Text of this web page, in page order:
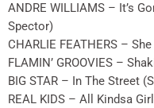
ANDRE WILLIAMS – It’s
Spector)
CHARLIE FEATHERS –
FLAMIN’ GROOVIES –
BIG STAR – In The Street
REAL KIDS – All Kindsa